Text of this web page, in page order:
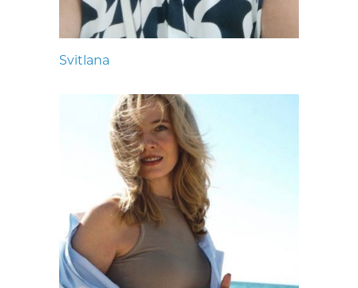
Svitlana